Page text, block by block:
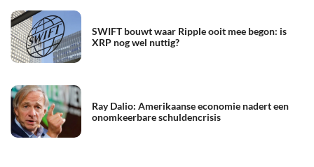
SWIFT bouwt waar Ripple ooit mee begon: is
XRP nog wel nuttig?
Ray Dalio: Amerikaanse economie nadert een
onomkeerbare schuldencrisis